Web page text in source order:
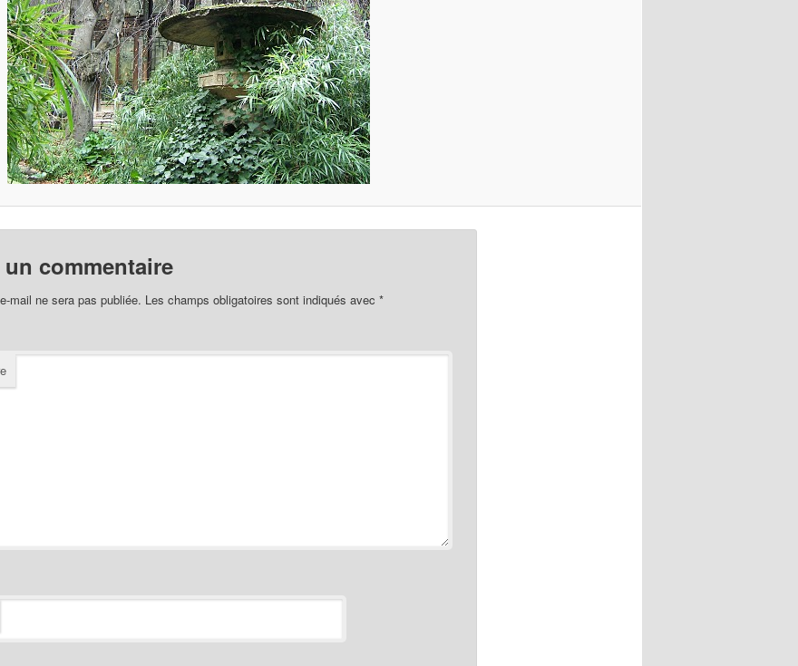
commentaire
mail ne sera pas publiée. Les champs obligatoires sont indiqués avec *